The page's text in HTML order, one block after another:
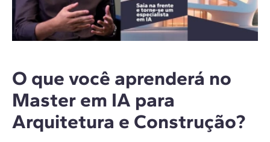
O que você aprenderá no
Master em IA para
Arquitetura e Construção?